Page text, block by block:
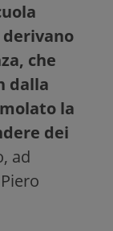
che
dalla
la
dei
ad